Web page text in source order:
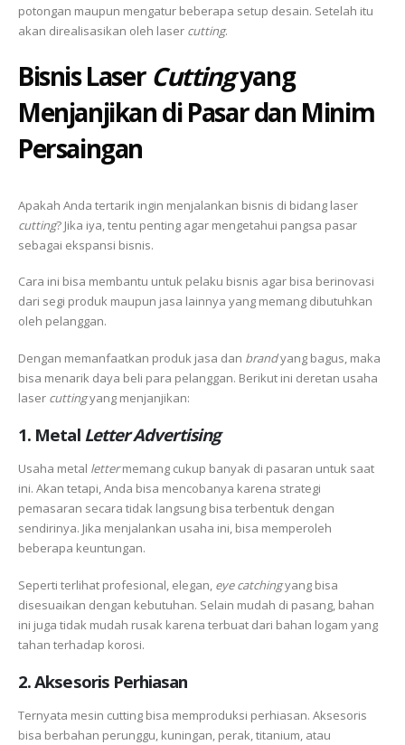
potongan maupun mengatur beberapa setup desain. Setelah itu
akan direalisasikan oleh laser cutting.
Bisnis Laser Cuttingyang
Menjanjikan di Pasar dan Minim
Persaingan
Apakah Anda tertarik ingin menjalankan bisnis di bidang laser
cutting? Jika iya, tentu penting agar mengetahui pangsa pasar
sebagai ekspansi bisnis.
Cara ini bisa membantu untuk pelaku bisnis agar bisa berinovasi
dari segi produk maupun jasa lainnya yang memang dibutuhkan
oleh pelanggan.
Dengan memanfaatkan produk jasa dan brandyang bagus, maka
bisa menarik daya beli para pelanggan. Berikut ini deretan usaha
laser cuttingyang menjanjikan:
1. Metal Letter Advertising
Usaha metal lettermemang cukup banyak di pasaran untuk saat
ini. Akan tetapi, Anda bisa mencobanya karena strategi
pemasaran secara tidak langsung bisa terbentuk dengan
sendirinya. Jika menjalankan usaha ini, bisa memperoleh
beberapa keuntungan.
Seperti terlihat profesional, elegan, eye catchingyang bisa
disesuaikan dengan kebutuhan. Selain mudah di pasang, bahan
ini juga tidak mudah rusak karena terbuat dari bahan logam yang
tahan terhadap korosi.
2. Aksesoris Perhiasan
Ternyata mesin cutting bisa memproduksi perhiasan. Aksesoris
bisa berbahan perunggu, kuningan, perak, titanium, atau